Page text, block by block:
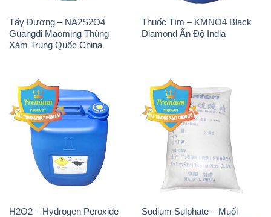
Tẩy Đường – NA2S2O4
Guangdi Maoming Thùng
Xám Trung Quốc China
Thuốc Tím – KMNO4 Black
Diamond Ấn Độ India
H2O2 – Hydrogen Peroxide
Sodium Sulphate – Muối